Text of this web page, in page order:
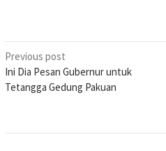
Post
navigation
Previous post
Ini Dia Pesan Gubernur untuk
Tetangga Gedung Pakuan